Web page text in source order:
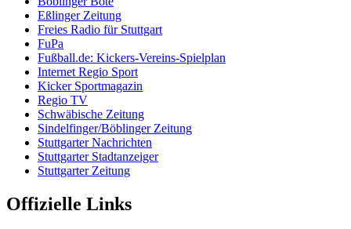
Eßlinger Zeitung
Freies Radio für Stuttgart
FuPa
Fußball.de: Kickers-Vereins-Spielplan
Internet Regio Sport
Kicker Sportmagazin
Regio TV
Schwäbische Zeitung
Sindelfinger/Böblinger Zeitung
Stuttgarter Nachrichten
Stuttgarter Stadtanzeiger
Stuttgarter Zeitung
Offizielle Links